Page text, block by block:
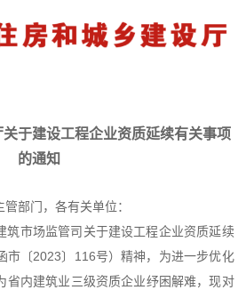
于建设工程企业资质延续有关事项
的通知
部门，各有关单位：
筑市场监管司关于建设工程企业资质延续
市〔2023〕116号）精神，为进一步优化
省内建筑业三级资质企业纾困解难，现对